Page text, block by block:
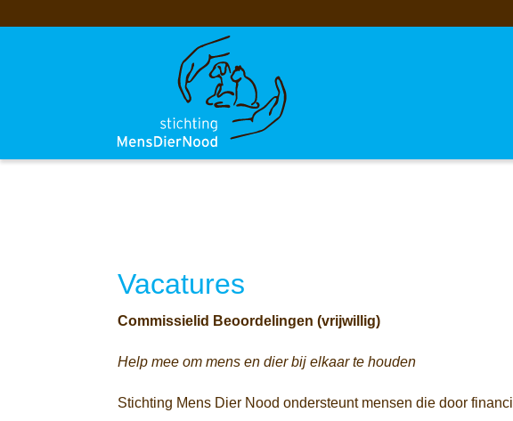
Vacatures
Commissielid Beoordelingen (vrijwillig)
Help mee om mens en dier bij elkaar te houden
Stichting Mens Dier Nood ondersteunt mensen die door
Meer informatie
Onze begunstigers